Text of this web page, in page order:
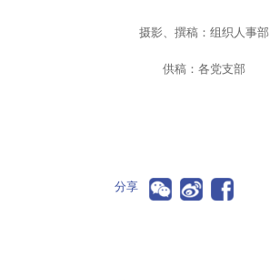
摄影、撰稿：组织人事部
供稿：各党支部
分享